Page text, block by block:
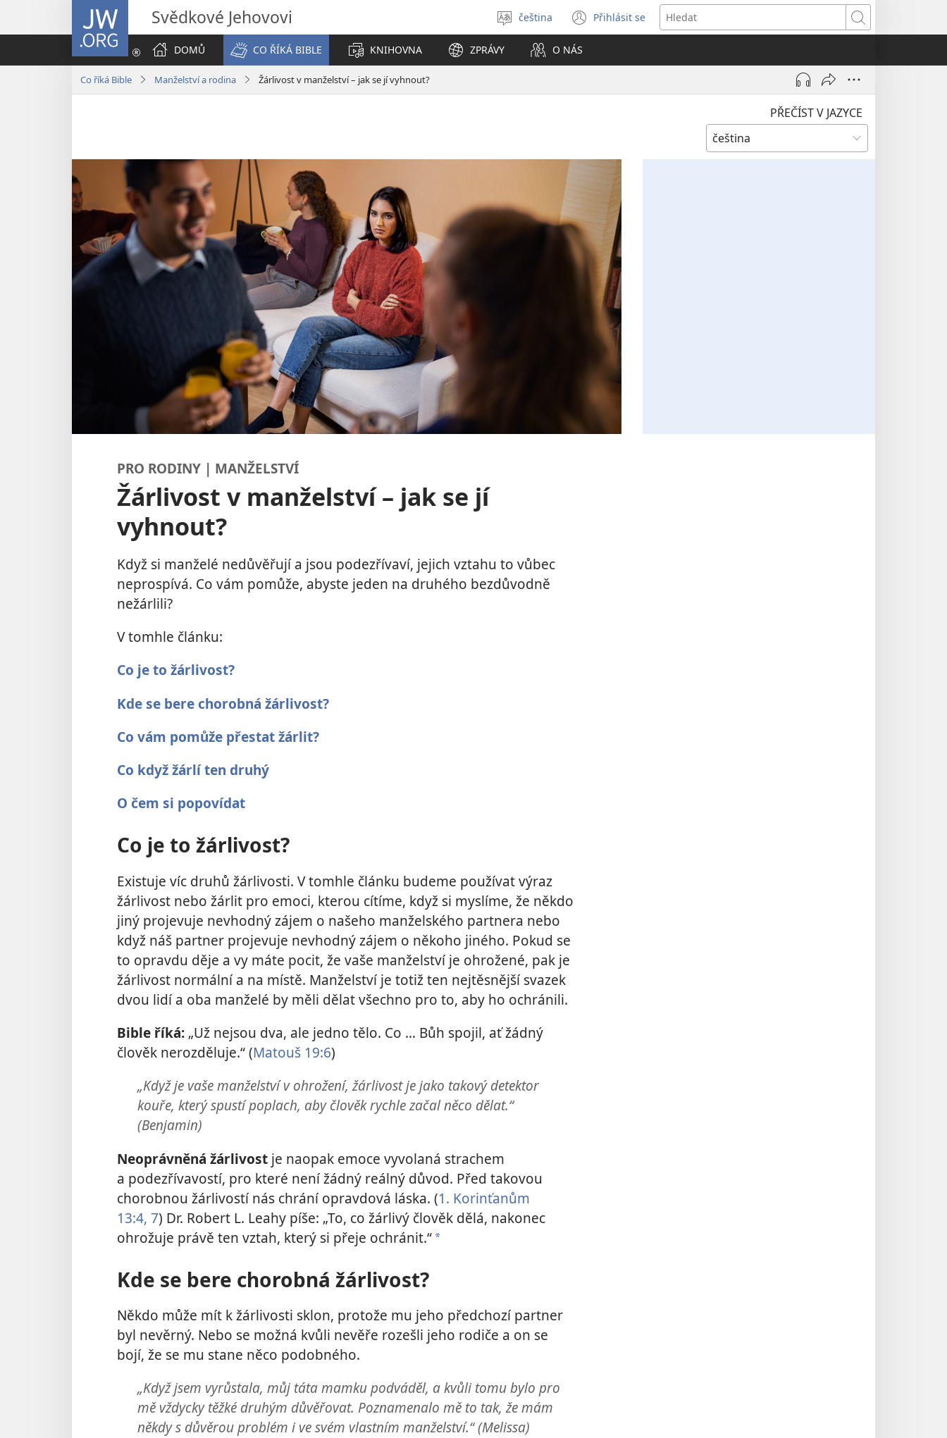
JW.ORG Svědkové Jehovovi
Vybrat
jazyk
čeština Přihlásit se
(otevřeno
nové
Hledat
DOMŮ
CO ŘÍKÁ BIBLE KNIHOVNA ZPRÁVY O NÁS
Co říká Bible Manželství a rodina Žárlivost v manželství – jak se jí vyhnout?
PŘEČÍST V JAZYCE
PRO RODINY | MANŽELSTVÍ
Žárlivost v manželství – jak se jí
vyhnout?
Když si manželé nedůvěřují a jsou podezřívaví, jejich vztahu to vůbec
neprospívá. Co vám pomůže, abyste jeden na druhého bezdůvodně
nežárlili?
V tomhle článku:
Co je to žárlivost?
Kde se bere chorobná žárlivost?
Co vám pomůže přestat žárlit?
Co když žárlí ten druhý
O čem si popovídat
Co je to žárlivost?
Existuje víc druhů žárlivosti. V tomhle článku budeme používat výraz
žárlivost nebo žárlit pro emoci, kterou cítíme, když si myslíme, že někdo
jiný projevuje nevhodný zájem o našeho manželského partnera nebo
když náš partner projevuje nevhodný zájem o někoho jiného. Pokud se
to opravdu děje a vy máte pocit, že vaše manželství je ohrožené, pak je
žárlivost normální a na místě. Manželství je totiž ten nejtěsnější svazek
dvou lidí a oba manželé by měli dělat všechno pro to, aby ho ochránili.
Bible říká: „Už nejsou dva, ale jedno tělo. Co … Bůh spojil, ať žádný
člověk nerozděluje.“ (Matouš 19:6)
„Když je vaše manželství v ohrožení, žárlivost je jako takový detektor
kouře, který spustí poplach, aby člověk rychle začal něco dělat.“
(Benjamin)
Neoprávněná žárlivost je naopak emoce vyvolaná strachem
a podezřívavostí, pro které není žádný reálný důvod. Před takovou
chorobnou žárlivostí nás chrání opravdová láska. (1. Korinťanům
13:4, 7) Dr. Robert L. Leahy píše: „To, co žárlivý člověk dělá, nakonec
ohrožuje právě ten vztah, který si přeje ochránit.“a
Kde se bere chorobná žárlivost?
Někdo může mít k žárlivosti sklon, protože mu jeho předchozí partner
byl nevěrný. Nebo se možná kvůli nevěře rozešli jeho rodiče a on se
bojí, že se mu stane něco podobného.
„Když jsem vyrůstala, můj táta mamku podváděl, a kvůli tomu bylo pro
mě vždycky těžké druhým důvěřovat. Poznamenalo mě to tak, že mám
někdy s důvěrou problém i ve svém vlastním manželství.“ (Melissa)